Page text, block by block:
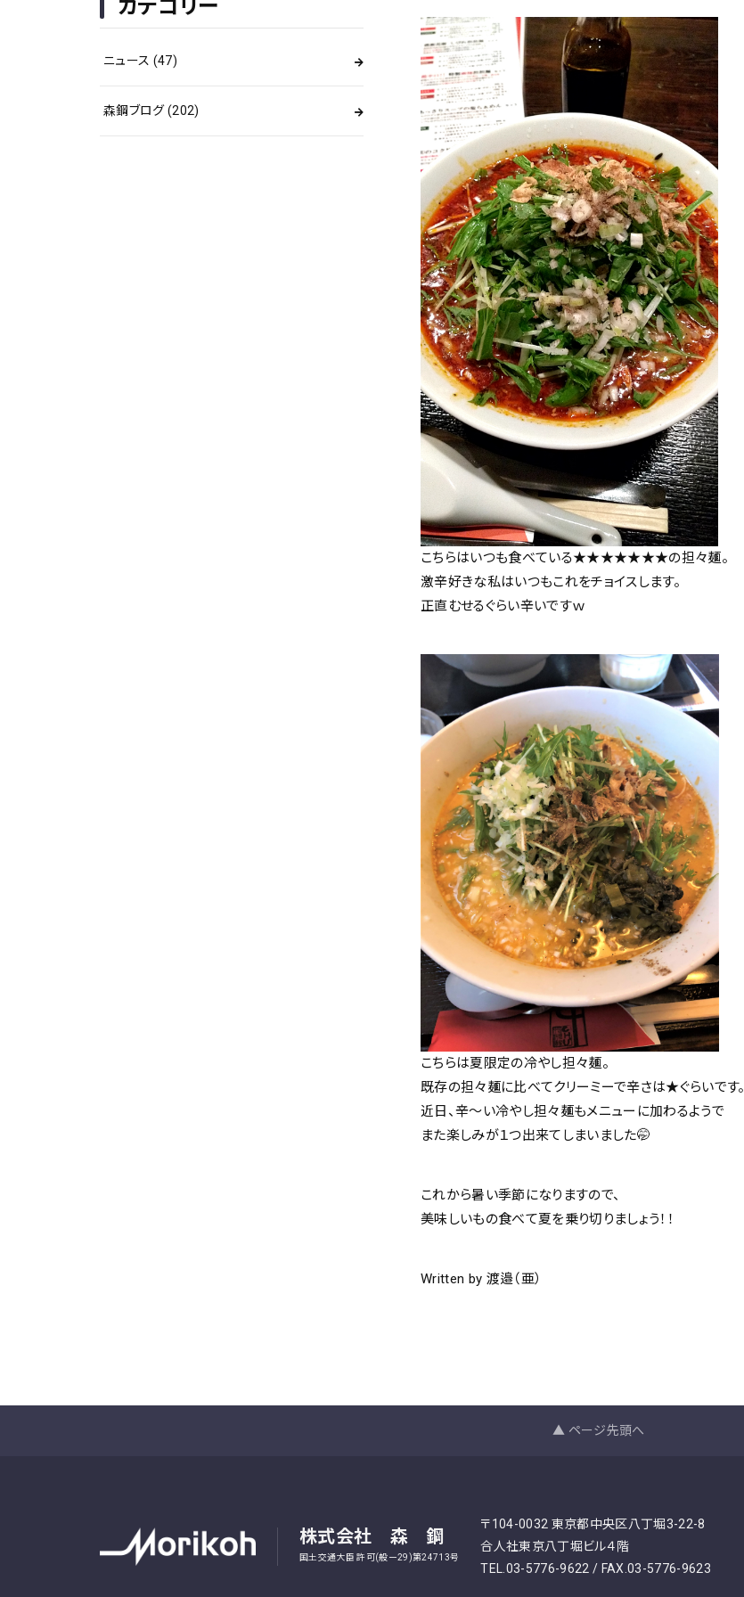
こちらはいつも食べている★★★★★★★の担々麺。
激辛好きな私はいつもこれをチョイスします。
正直むせるぐらい辛いですｗ
こちらは夏限定の冷やし担々麺。
既存の担々麺に比べてクリーミーで辛さは★ぐらいです。
近日、辛～い冷やし担々麺もメニューに加わるようで
また楽しみが１つ出来てしまいました🤭
これから暑い季節になりますので、
美味しいもの食べて夏を乗り切りましょう！！
Written by 渡邉（亜）
カテゴリー
ニュース (47)
森鋼ブログ(202)
▲ ページ先頭へ
株式会社 森 鋼
国土交通大臣 許可(般ー29)第24713号
〒104-0032 東京都中央区八丁堀3-22-8
合人社東京八丁堀ビル４階
TEL.03-5776-9622 / FAX.03-5776-9623